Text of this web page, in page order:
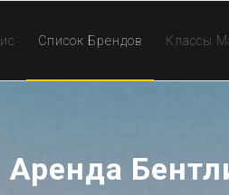
Список Брендов Классы
Аренда